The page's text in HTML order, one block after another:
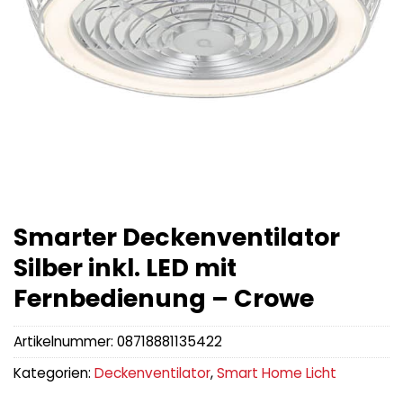
Smarter Deckenventilator
Silber inkl. LED mit
Fernbedienung – Crowe
Artikelnummer: 08718881135422
Kategorien: Deckenventilator,Smart Home Licht